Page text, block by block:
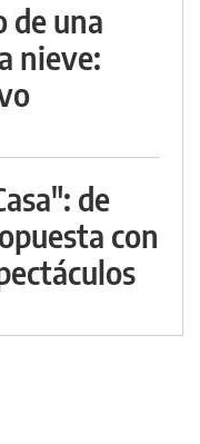
de una
nieve:
de
con